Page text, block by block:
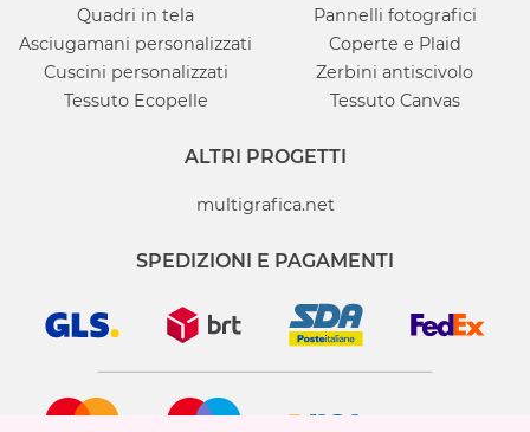
Quadri in tela
Pannelli fotografici
Asciugamani personalizzati
Coperte e Plaid
Cuscini personalizzati
Zerbini antiscivolo
Tessuto Ecopelle
Tessuto Canvas
ALTRI PROGETTI
multigrafica.net
SPEDIZIONI E PAGAMENTI